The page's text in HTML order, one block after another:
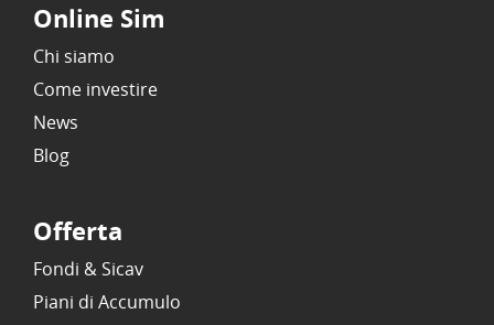
Online Sim
Chi siamo
Come investire
News
Blog
Offerta
Fondi & Sicav
Piani di Accumulo